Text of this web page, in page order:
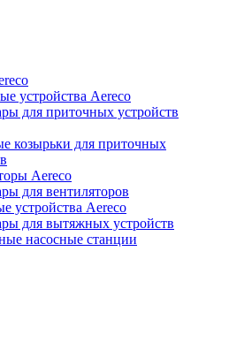
устройства Aereco
для приточных устройств
козырьки для приточных
Aereco
для вентиляторов
устройства Aereco
для вытяжных устройств
насосные станции